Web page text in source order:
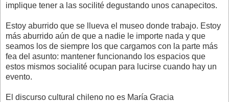
implique tener a las socilité degustando unos canapecitos.
Estoy aburrido que se llueva el museo donde trabajo. Estoy
más aburrido aún de que a nadie le importe nada y que
seamos los de siempre los que cargamos con la parte más
fea del asunto: mantener funcionando los espacios que
estos mismos socialité ocupan para lucirse cuando hay un
evento.
El discurso cultural chileno no es María Gracia